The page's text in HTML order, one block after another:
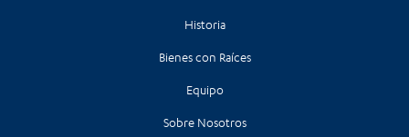
Historia
Bienes con Raíces
Equipo
Sobre Nosotros